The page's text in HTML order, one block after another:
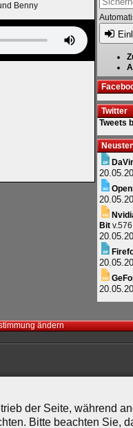
Benny
Twitter
Tweets
Bit
ändern
der Seite, während
Bitte beachten Sie,